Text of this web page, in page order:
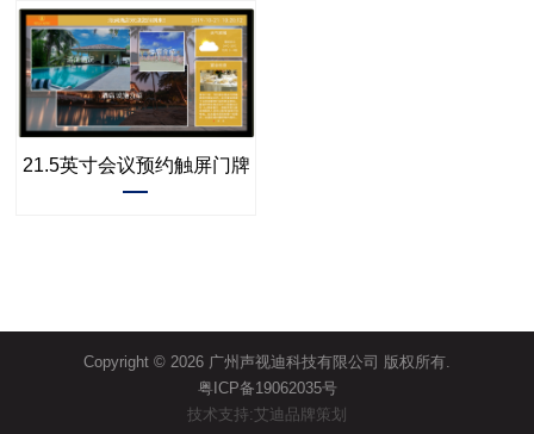
21.5英寸会议预约触屏门牌
Copyright © 2026 广州声视迪科技有限公司 版权所有.
粤ICP备19062035号
技术支持:艾迪品牌策划